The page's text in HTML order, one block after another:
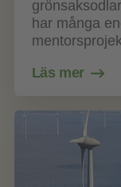
har många
Läs mer